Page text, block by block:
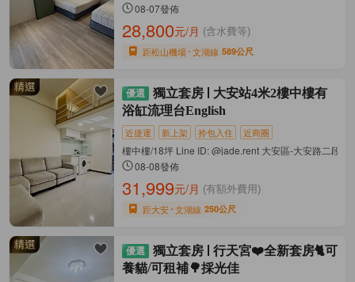
08-07發佈
28,800元/月 (含水費等)
距松山機場 文湖線 589公尺
獨立套房
大安站4米2樓中樓有
浴缸流理台English
近捷運 新上架 拎包入住 近商圈
樓中樓/18坪 Line ID: @jade.rent 大安區-大安路二段
08-08發佈
31,999元/月 (有額外費用)
距大安 文湖線 250公尺
獨立套房
行天宮❤️全新套房🐈可
養貓/可租補🌳採光佳